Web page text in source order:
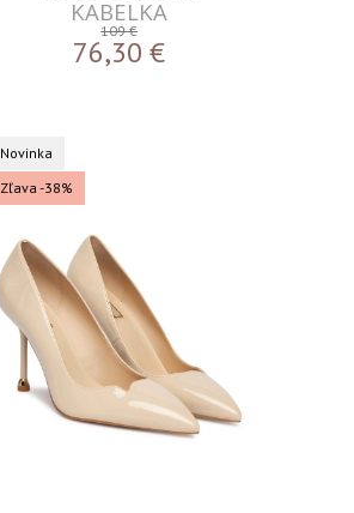
KABELKA
109 €
76,30 €
Novinka
Zľava -38%